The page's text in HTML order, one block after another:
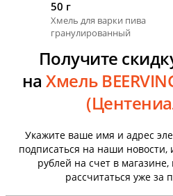
50 г
Хмель для варки пива
гранулированный
Получите
на Хмель
Укажите ваше имя и адрес
подписаться на наши новости,
рублей на счет в
рассчитаться уже за